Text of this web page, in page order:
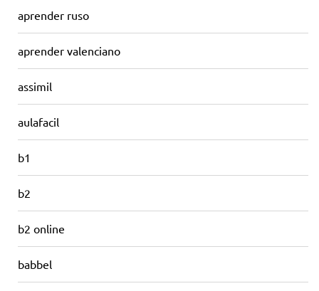
aprender ruso
aprender valenciano
assimil
aulafacil
b1
b2
b2 online
babbel